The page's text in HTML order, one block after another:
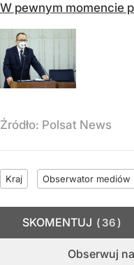
W pewnym momencie
Źródło: Polsat News
Kraj Obserwator mediów
Obserwuj
SKOMENTUJ 36